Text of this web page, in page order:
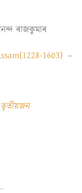
ৰাজকুমাৰ
1603) –